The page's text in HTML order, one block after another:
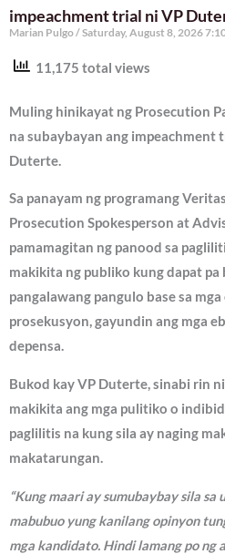
impeachment trial ni VP
Marian Pulgo Saturday, August 8, 2026
11,175 total views
Muling hinikayat ng Prosecution
na subaybayan ang impeachment
Duterte.
Sa panayam ng programang
Prosecution Spokesperson at
pamamagitan ng panood sa
makikita ng publiko kung dapat pa
pangalawang pangulo base sa
prosekusyon, gayundin ang mga
depensa.
Bukod kay VP Duterte, sinabi rin
makikita ang mga pulitiko o
paglilitis na kung sila ay naging
makatarungan.
“Kung maari ay sumubaybay sila sa
mabubuo yung kanilang opinyon
mga kandidato. Hindi lamang po ng